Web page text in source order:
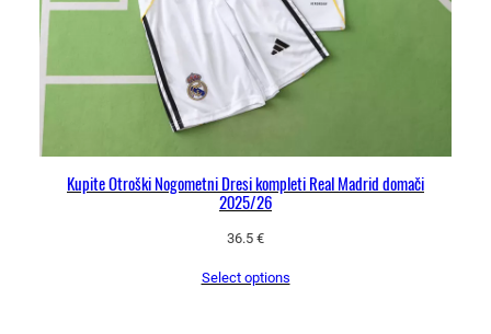
Kupite Otroški Nogometni Dresi kompleti Real Madrid domači
2025/26
36.5 €
Select options